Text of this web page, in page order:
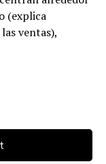
(explica
ventas),